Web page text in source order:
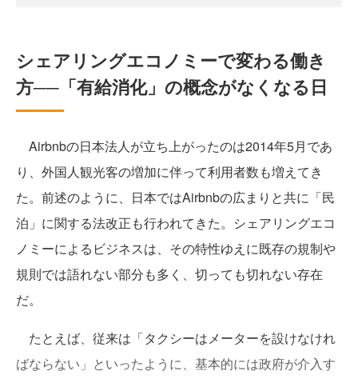
シェアリングエコノミーで変わる働き
方──「有給消化」の概念がなくなる日
Airbnbの日本法人が立ち上がったのは2014年5月であ
り、外国人観光客の増加に伴って利用者数も増えてき
た。前述のように、日本ではAirbnbの広まりと共に「民
泊」に関する法改正も行われてきた。シェアリングエコ
ノミーによるビジネスは、その特性ゆえに既存の規制や
規則では語れない部分も多く、切っても切れない存在
だ。
たとえば、従来は「タクシーはメーターを設けなけれ
ばならない」といったように、基本的には政府が介入す